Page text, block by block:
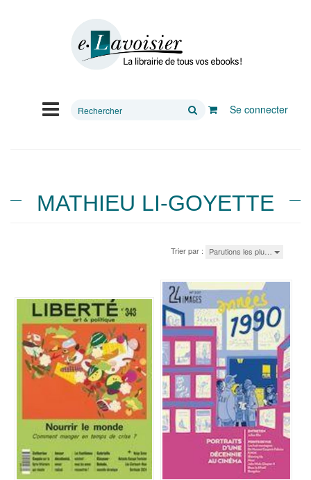
Rechercher
Se connecter
MATHIEU LI-GOYETTE
Trier par : Parutions les plu…